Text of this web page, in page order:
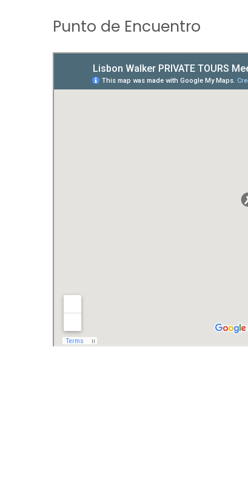
Punto de Encuentro